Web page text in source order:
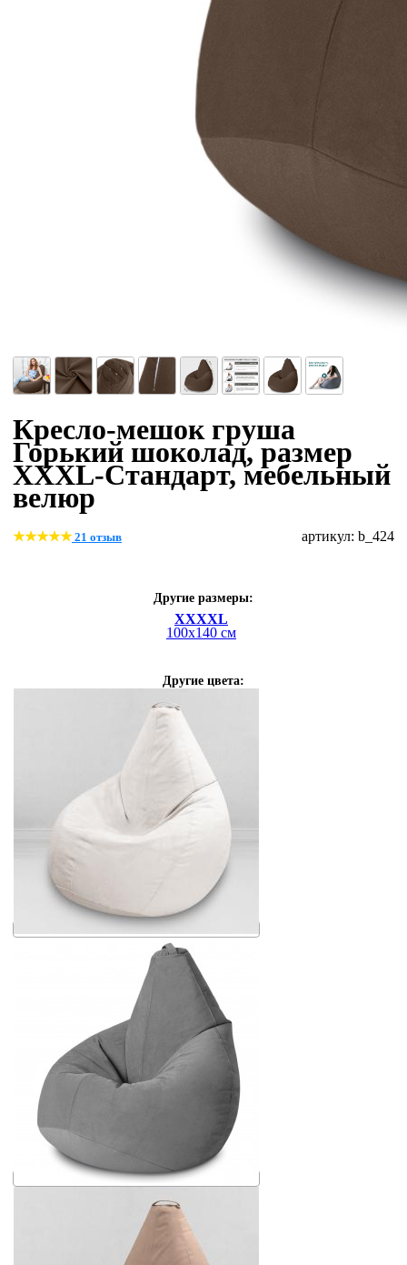
Кресло-мешок груша
Горький шоколад, размер
XХХL-Стандарт, мебельный
велюр
21 отзыв артикул: b_424
Другие размеры:
XXXXL
100х140 см
Другие цвета: